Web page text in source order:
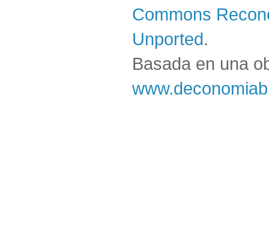
Commons
Unported.
Basada en una